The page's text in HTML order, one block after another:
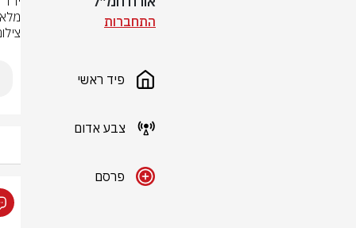
התחברות
פיד ראשי
צבע אדום
פרסם
צילום: